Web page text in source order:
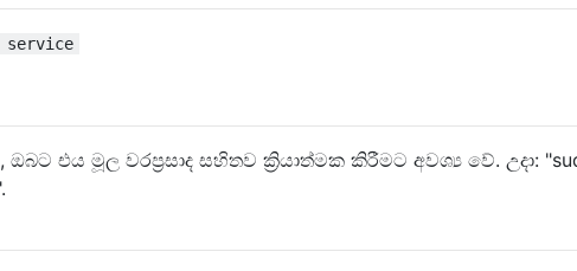
service
එය මූල වරප්‍රසාද සහිතව ක්‍රියාත්මක කිරීමට අවශ්‍ය වේ. උදා: